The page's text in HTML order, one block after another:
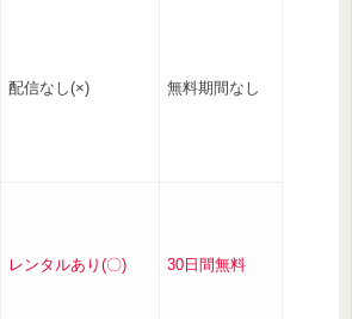
配信なし(×) 無料期間なし
レンタルあり(〇) 30日間無料